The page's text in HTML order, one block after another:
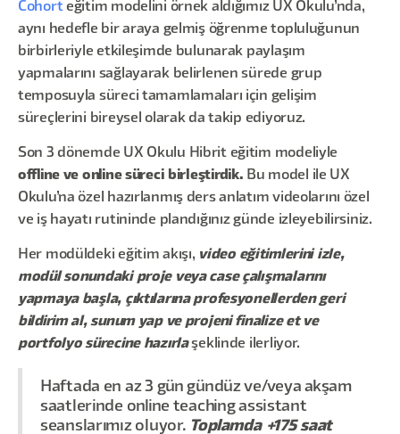
Cohorteğitim modelini örnek aldığımız UX Okulu’nda,
aynı hedefle bir araya gelmiş öğrenme topluluğunun
birbirleriyle etkileşimde bulunarak paylaşım
yapmalarını sağlayarak belirlenen sürede grup
temposuyla süreci tamamlamaları için gelişim
süreçlerini bireysel olarak da takip ediyoruz.
Son 3 dönemde UX Okulu Hibrit eğitim modeliyle
offline ve online süreci birleştirdik. Bu model ile UX
Okulu’na özel hazırlanmış ders anlatım videolarını özel
ve iş hayatı rutininde plandığınız günde izleyebilirsiniz.
Her modüldeki eğitim akışı, video eğitimlerini izle,
modül sonundaki proje veya case çalışmalarını
yapmaya başla, çıktılarına profesyonellerden geri
bildirim al, sunum yap ve projeni finalize et ve
portfolyo sürecine hazırlaşeklinde ilerliyor.
Haftada en az 3 gün gündüz ve/veya akşam
saatlerinde online teaching assistant
seanslarımız oluyor. Toplamda +175 saat